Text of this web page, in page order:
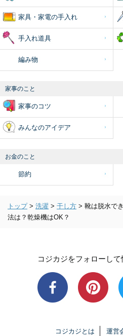
家具・家電の手入れ
手入れ道具
編み物
家事のこと
家事のコツ
みんなのアイデア
お金のこと
節約
トップ > 洗濯 > 干し方 > 靴は脱水で
法は？乾燥機はOK？
コジカジをフォローして
コジカジとは 運営